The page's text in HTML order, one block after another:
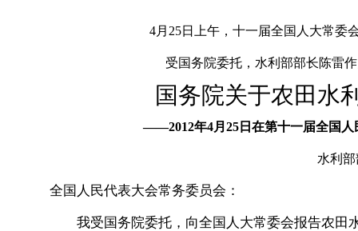
4月25日上午，十一届全国人大常委
受国务院委托，水利部部长陈雷
国务院关于农田水
——2012年4月25日在第十一届全国人
水利
全国人民代表大会常务委员会：
我受国务院委托，向全国人大常委会报告农田